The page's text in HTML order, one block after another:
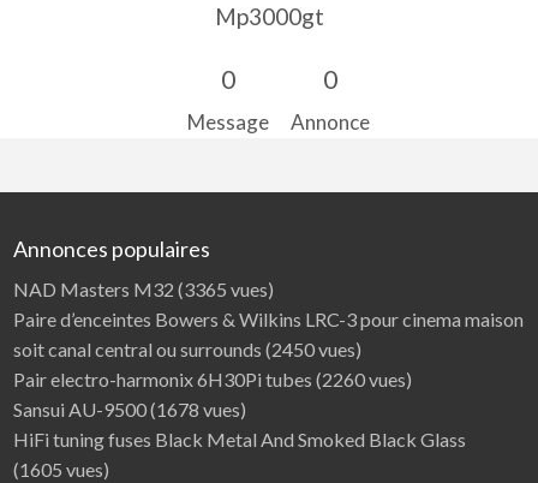
Mp3000gt
0
Message
0
Annonce
Annonces populaires
NAD Masters M32 (3365 vues)
Paire d’enceintes Bowers & Wilkins LRC-3 pour cinema maison
soit canal central ou surrounds (2450 vues)
Pair electro-harmonix 6H30Pi tubes (2260 vues)
Sansui AU-9500(1678 vues)
HiFi tuning fuses Black Metal And Smoked Black Glass
(1605 vues)